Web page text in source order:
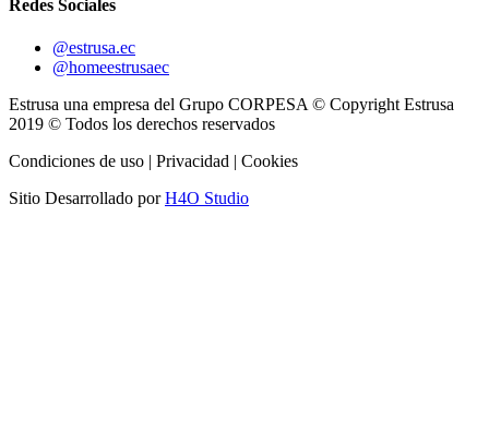
Redes Sociales
@estrusa.ec
@homeestrusaec
Estrusa una empresa del Grupo CORPESA © Copyright Estrusa
2019 © Todos los derechos reservados
Condiciones de uso | Privacidad | Cookies
Sitio Desarrollado porH4O Studio